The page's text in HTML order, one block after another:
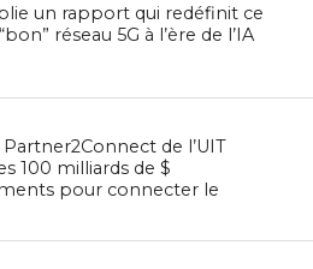
un rapport qui redéfinit ce
réseau 5G à l’ère de l’IA
Partner2Connect de l’UIT
100 milliards de $
pour connecter le